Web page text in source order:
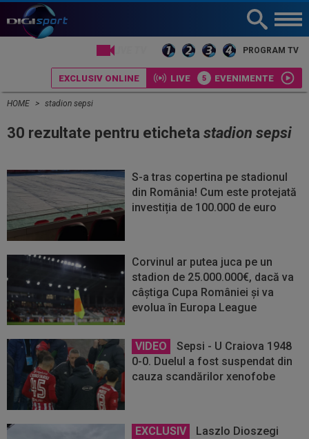
PROGRAM TV
EXCLUSIV ONLINE LIVE EVENIMENTE
HOME stadion sepsi
30 rezultate pentru eticheta stadion sepsi
S-a tras copertina pe stadionul
din România! Cum este protejată
investiția de 100.000 de euro
Corvinul ar putea juca pe un
stadion de 25.000.000€, dacă va
câștiga Cupa României și va
evolua în Europa League
VIDEO
Sepsi - U Craiova 1948
0-0. Duelul a fost suspendat din
cauza scandărilor xenofobe
EXCLUSIV
Laszlo Dioszegi